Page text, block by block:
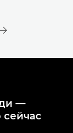
—